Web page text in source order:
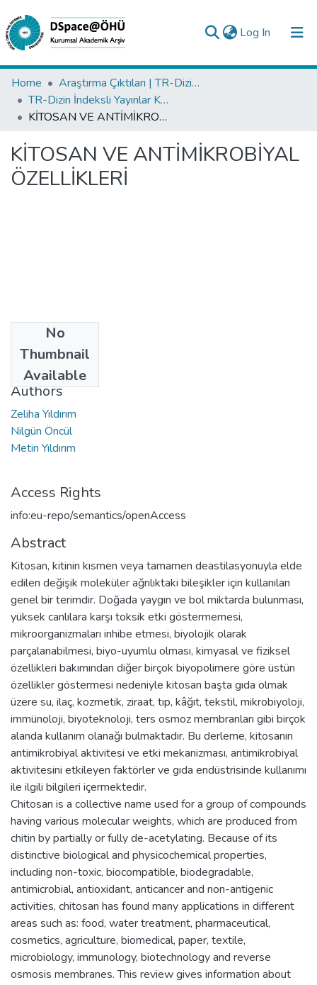
Log In (current)
Collections
All of DSpace
Analyze
Home
Araştırma Çıktıları | TR-Dizin | WoS | Scopus | PubMed
TR-Dizin İndeksli Yayınlar Koleksiyonu
KİTOSAN VE ANTİMİKROBİYAL ÖZELLİKLERİ
KİTOSAN VE ANTİMİKROBİYAL
ÖZELLİKLERİ
No
Thumbnail
Available
2016
Authors
Zeliha Yıldırım
Nilgün Öncül
Metin Yıldırım
Access Rights
info:eu-repo/semantics/openAccess
Abstract
Kitosan, kitinin kısmen veya tamamen deastilasyonuyla elde
edilen değişik moleküler ağrılıktaki bileşikler için kullanılan
genel bir terimdir. Doğada yaygın ve bol miktarda bulunması,
yüksek canlılara karşı toksik etki göstermemesi,
mikroorganizmaları inhibe etmesi, biyolojik olarak
parçalanabilmesi, biyo-uyumlu olması, kimyasal ve fiziksel
özellikleri bakımından diğer birçok biyopolimere göre üstün
özellikler göstermesi nedeniyle kitosan başta gıda olmak
üzere su, ilaç, kozmetik, ziraat, tıp, kâğıt, tekstil, mikrobiyoloji,
immünoloji, biyoteknoloji, ters osmoz membranları gibi birçok
alanda kullanım olanağı bulmaktadır. Bu derleme, kitosanın
antimikrobiyal aktivitesi ve etki mekanizması, antimikrobiyal
aktivitesini etkileyen faktörler ve gıda endüstrisinde kullanımı
ile ilgili bilgileri içermektedir.
Chitosan is a collective name used for a group of compounds
having various molecular weights, which are produced from
chitin by partially or fully de-acetylating. Because of its
distinctive biological and physicochemical properties,
including non-toxic, biocompatible, biodegradable,
antimicrobial, antioxidant, anticancer and non-antigenic
activities, chitosan has found many applications in different
areas such as: food, water treatment, pharmaceutical,
cosmetics, agriculture, biomedical, paper, textile,
microbiology, immunology, biotechnology and reverse
osmosis membranes. This review gives information about